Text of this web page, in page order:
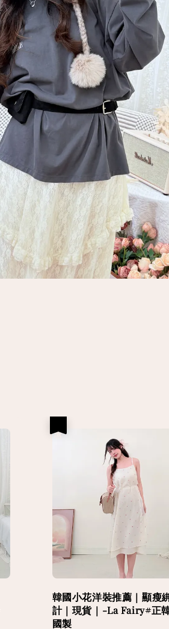
韓國小花洋裝推薦｜顯瘦
計｜現貨｜-La Fairy#正
國製